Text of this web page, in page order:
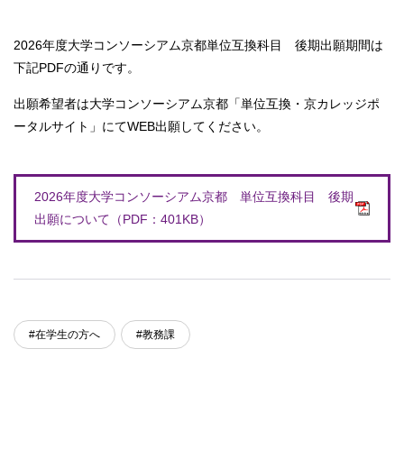
2026年度大学コンソーシアム京都単位互換科目 後期出願期間は
下記PDFの通りです。
出願希望者は大学コンソーシアム京都「単位互換・京カレッジポ
ータルサイト」にてWEB出願してください。
2026年度大学コンソーシアム京都 単位互換科目 後期
出願について（PDF：401KB）
#在学生の方へ #教務課